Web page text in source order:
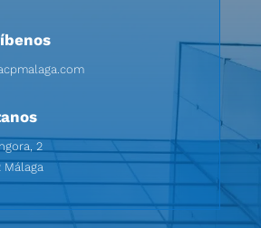
2
Málaga